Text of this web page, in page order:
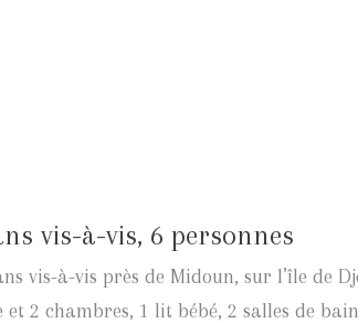
vis-à-vis, 6 personnes
vis-à-vis près de Midoun, sur l’île de
2 chambres, 1 lit bébé, 2 salles de